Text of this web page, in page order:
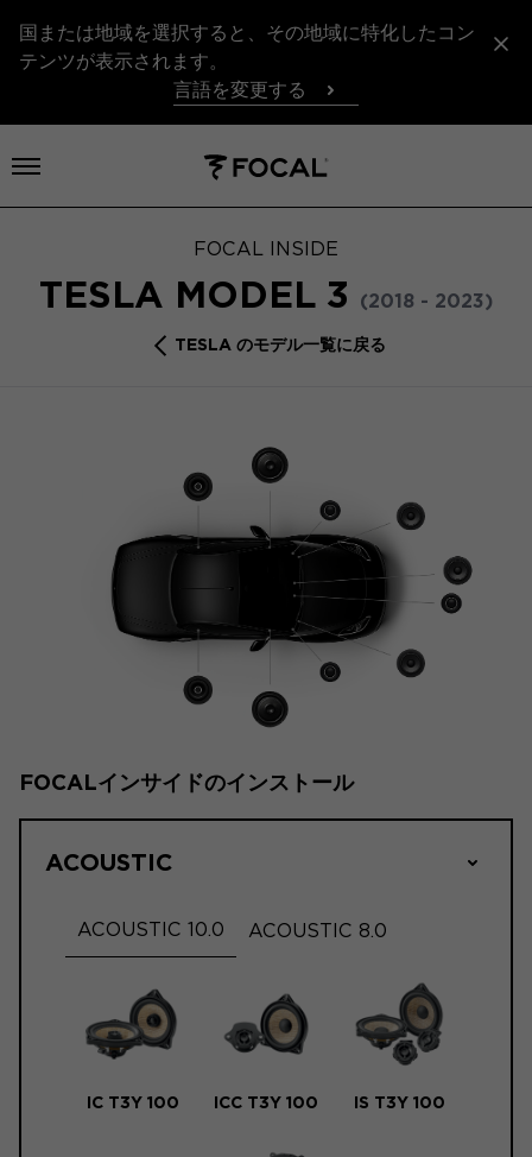
国または地域を選択すると、その地域に特化したコン
テンツが表示されます。
言語を変更する
メニューを開く
FOCAL INSIDE
TESLA MODEL 3 (2018 - 2023)
TESLA のモデル一覧に戻る
FOCALインサイドのインストール
ACOUSTIC
ACOUSTIC 10.0 ACOUSTIC 8.0
IC T3Y 100 ICC T3Y 100 IS T3Y 100